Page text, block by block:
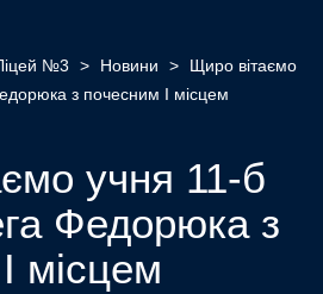
№3 > Новини >
Щиро вітаємо
з почесним І місцем
учня 11-б
Федорюка з
місцем